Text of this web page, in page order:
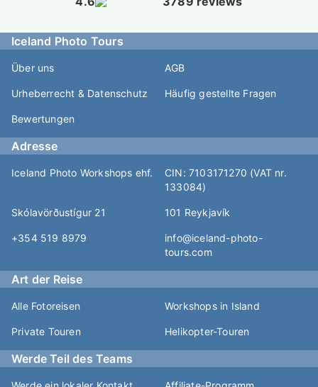
Iceland Photo Tours
Über uns AGB
Urheberrecht & Datenschutz Häufig gestellte Fragen
Bewertungen
Adresse
Iceland Photo Workshops ehf.
CIN: 7103171270 (VAT nr.
133084)
Skólavörðustígur 21 101 Reykjavík
+354 519 8979
info@iceland-photo-
tours.com
Art der Reise
Alle Fotoreisen Workshops in Island
Private Touren Helikopter-Touren
Werde Teil des Teams